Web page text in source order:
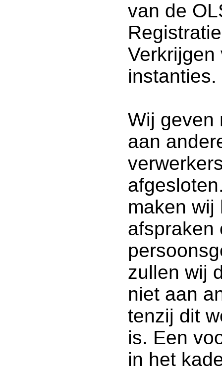
van de
instanties.
Wij geven
aan
maken wij
afspraken
zullen wij
niet aan
tenzij dit
is. Een
in het